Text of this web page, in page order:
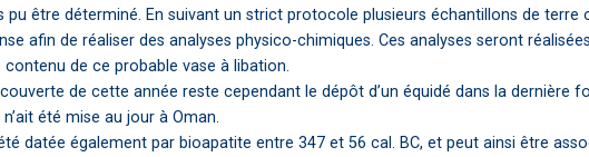
pu être déterminé. En suivant un strict protocole plusieurs échantillons de
afin de réaliser des analyses physico-chimiques. Ces analyses seront
de ce probable vase à libation.
de cette année reste cependant le dépôt d’un équidé dans la dernière
été mise au jour à Oman.
datée également par bioapatite entre 347 et 56 cal. BC, et peut ainsi être